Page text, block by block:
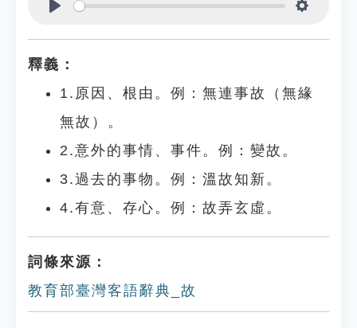
釋義：
1.原因、根由。例：無連事故（無緣
無故）。
2.意外的事情、事件。例：變故。
3.過去的事物。例：溫故知新。
4.有意、存心。例：故弄玄虛。
詞條來源：
教育部臺灣客語辭典_故